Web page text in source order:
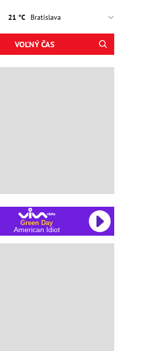
21 °C
VOĽNÝ ČAS
Green Day
American Idiot